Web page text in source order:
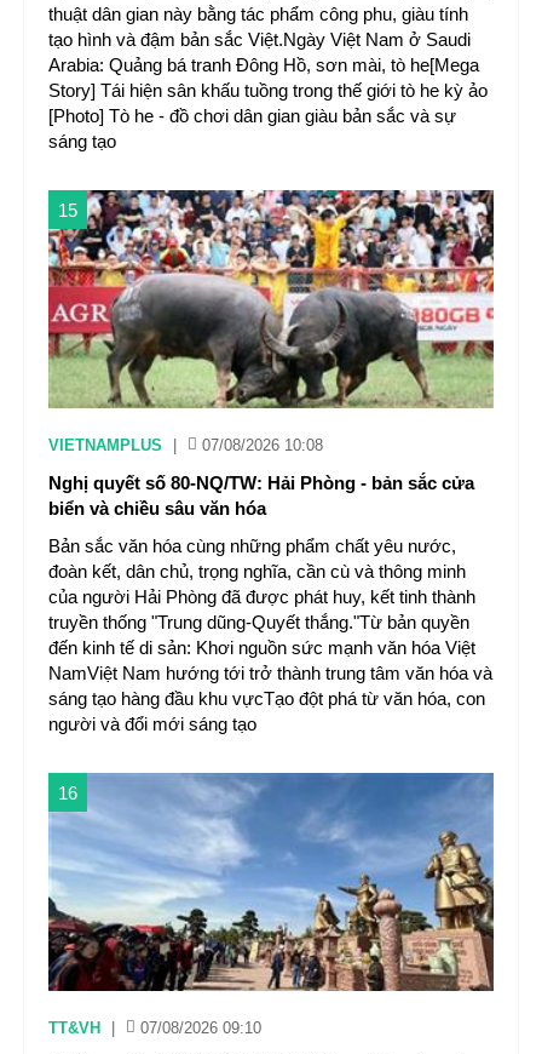
thuật dân gian này bằng tác phẩm công phu, giàu tính
tạo hình và đậm bản sắc Việt.Ngày Việt Nam ở Saudi
Arabia: Quảng bá tranh Đông Hồ, sơn mài, tò he[Mega
Story] Tái hiện sân khấu tuồng trong thế giới tò he kỳ ảo
[Photo] Tò he - đồ chơi dân gian giàu bản sắc và sự
sáng tạo
15
VIETNAMPLUS 07/08/2026 10:08
Nghị quyết số 80-NQ/TW: Hải Phòng - bản sắc cửa
biển và chiều sâu văn hóa
Bản sắc văn hóa cùng những phẩm chất yêu nước,
đoàn kết, dân chủ, trọng nghĩa, cần cù và thông minh
của người Hải Phòng đã được phát huy, kết tinh thành
truyền thống "Trung dũng-Quyết thắng."Từ bản quyền
đến kinh tế di sản: Khơi nguồn sức mạnh văn hóa Việt
NamViệt Nam hướng tới trở thành trung tâm văn hóa và
sáng tạo hàng đầu khu vựcTạo đột phá từ văn hóa, con
người và đổi mới sáng tạo
16
TT&VH 07/08/2026 09:10